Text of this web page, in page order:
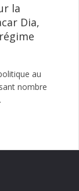
la
Dia,
au
nombre